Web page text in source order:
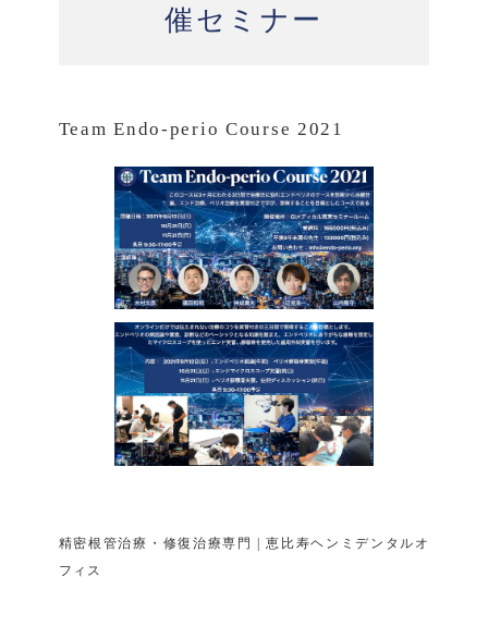
催セミナー
Team Endo-perio Course 2021
精密根管治療・修復治療専門 | 恵比寿ヘンミデンタルオ
フィス